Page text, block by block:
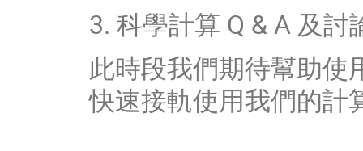
3. 科學計算 Q & A 及討
此時段我們期待幫助使
快速接軌使用我們的計